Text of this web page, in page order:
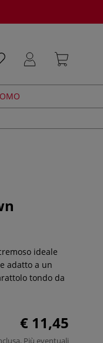
ideale
adatto a un
tondo da
€ 11,45
Più eventuali